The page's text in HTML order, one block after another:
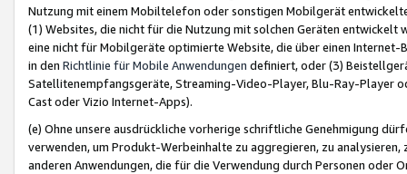
Nutzung mit einem Mobiltelefon oder sonstigen Mobilgerät
(1) Websites, die nicht für die Nutzung mit solchen Geräten
eine nicht für Mobilgeräte optimierte Website, die über einen
in den Richtlinie für Mobile Anwendungen definiert, oder (3)
Satellitenempfangsgeräte, Streaming-Video-Player, Blu-Ray-Player
Cast oder Vizio Internet-Apps).
(e) Ohne unsere ausdrückliche vorherige schriftliche Genehmigung
verwenden, um Produkt-Werbeinhalte zu aggregieren, zu
anderen Anwendungen, die für die Verwendung durch Personen